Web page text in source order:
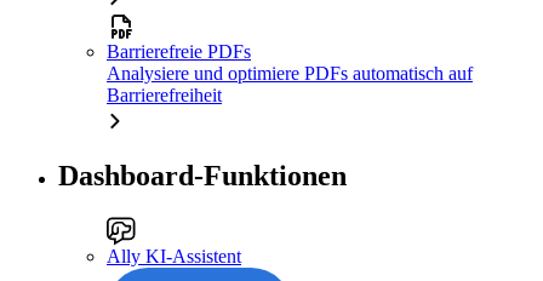
Barrierefreie PDFs
Analysiere und optimiere PDFs automatisch auf
Barrierefreiheit
Dashboard-Funktionen
Ally KI-Assistent